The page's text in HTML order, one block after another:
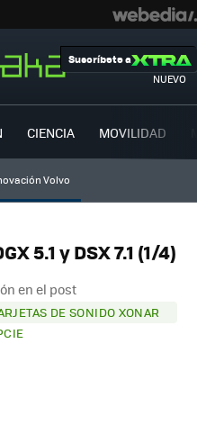
NUEVO
Suscríbete a
CIENCIA MOVILIDAD
Volvo
5.1 y DSX 7.1 (1/4)
en el post
DE SONIDO XONAR